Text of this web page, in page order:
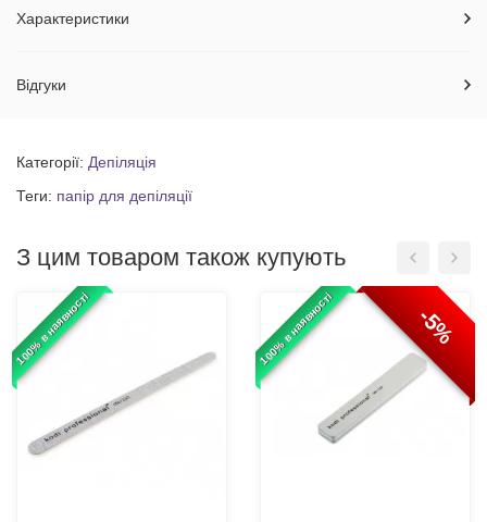
Характеристики
Відгуки
Категорії: Депіляція
Теги: папір для депіляції
З цим товаром також купують
100% в наявності 100% в наявності -5%